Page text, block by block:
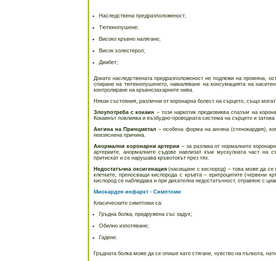
Наследствена предразположеност;
Тютюнопушене;
Високо кръвно налягане;
Висок холестерол;
Диабет;
Докато наследствената предразположеност не подлежи на промяна,
спиране на тютюнопушенето, намаляване на консумацията на
контролиране на кръвнозахарните нива.
Някои състояния, различни от коронарна болест на сърцето, също
Злоупотреба с кокаин – този наркотик предизвиква спазъм на
Кокаинът повлиява и възбудно-проводната система на сърцето и
Ангина на Принцметал – особена форма на ангина (стенокардия),
неизяснена причина.
Анормални коронарни артерии – за разлика от нормалните
артериите, анормалните съдове навлизат към мускулната част на
притискат и се нарушава кръвотокът през тях.
Недостатъчна оксигенация(насищане с кислород) – това може да се
клетките, преносващи кислорода с кръвта – еритроцитите (червени
кислород се наблюдава и при дихателна недостатъчност, отравяне с
Миокарден инфаркт - Симптоми
Класическите симптоми са:
Гръдна болка, придружена със задух;
Обилно изпотяване;
Гадене.
Гръдната болка може да се опише като стягане, чувство на пълнота,